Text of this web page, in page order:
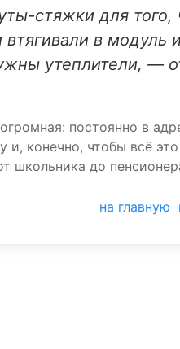
стяжки для того,
в модуль
утеплители, —
постоянно в
конечно, чтобы всё
до
на главную